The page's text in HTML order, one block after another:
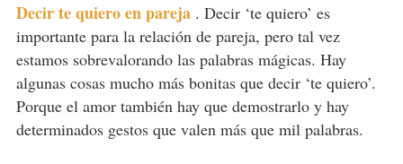
Decir te quiero en pareja . Decir ‘te quiero’ es
importante para la relación de pareja, pero tal vez
estamos sobrevalorando las palabras mágicas. Hay
algunas cosas mucho más bonitas que decir ‘te quiero’.
Porque el amor también hay que demostrarlo y hay
determinados gestos que valen más que mil palabras.